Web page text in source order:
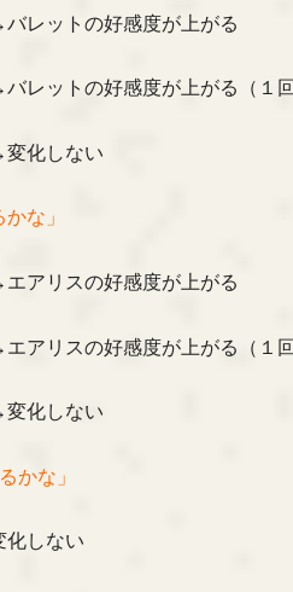
レットの好感度が上がる
レットの好感度が上がる（１
変化しない
な」
アリスの好感度が上がる
アリスの好感度が上がる（１
変化しない
かな」
化しない